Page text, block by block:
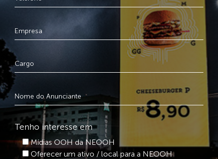
Tenho interesse em
Mídias OOH da NEOOH
Oferecer um ativo / local para a NEOOH